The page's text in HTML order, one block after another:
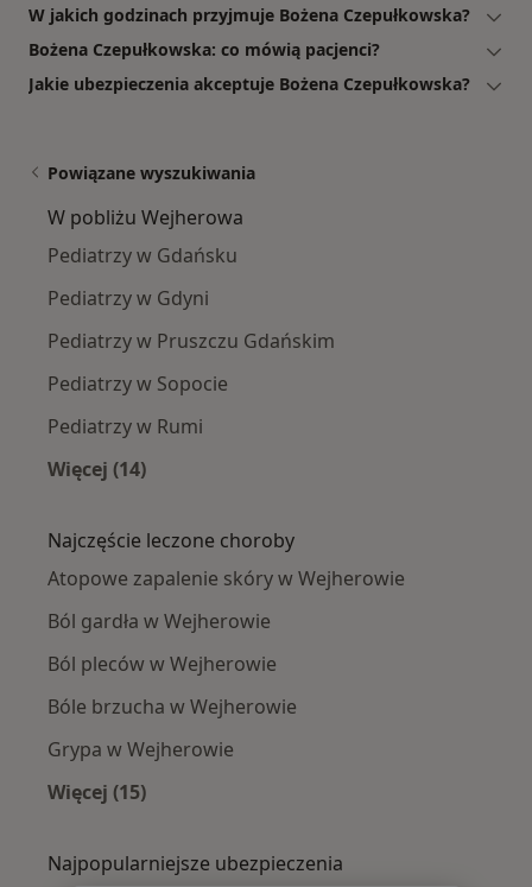
W jakich godzinach przyjmuje Bożena Czepułkowska?
Bożena Czepułkowska: co mówią pacjenci?
Jakie ubezpieczenia akceptuje Bożena Czepułkowska?
Powiązane wyszukiwania
W pobliżu Wejherowa
Pediatrzy w Gdańsku
Pediatrzy w Gdyni
Pediatrzy w Pruszczu Gdańskim
Pediatrzy w Sopocie
Pediatrzy w Rumi
Więcej (14)
Najczęście leczone choroby
Atopowe zapalenie skóry w Wejherowie
Ból gardła w Wejherowie
Ból pleców w Wejherowie
Bóle brzucha w Wejherowie
Grypa w Wejherowie
Więcej (15)
Najpopularniejsze ubezpieczenia